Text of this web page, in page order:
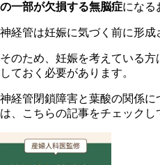
の一部が欠損する無脳症になる
神経管は妊娠に気づく前に形成
そのため、妊娠を考えている
しておく必要があります。
神経管閉鎖障害と葉酸の関係
は、こちらの記事をチェックし